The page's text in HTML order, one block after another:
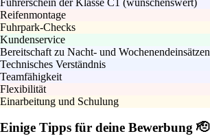
Reifenmontage
Fuhrpark-Checks
Kundenservice
Bereitschaft zu Nacht- und Wochenendeinsätzen
Technisches Verständnis
Teamfähigkeit
Flexibilität
Einarbeitung und Schulung
Einige Tipps für deine Bewerbung 🫡